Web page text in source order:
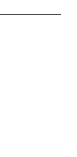
て損なし
か？
上司は案
から抜ける方
ツ貯金
仲、誤食）